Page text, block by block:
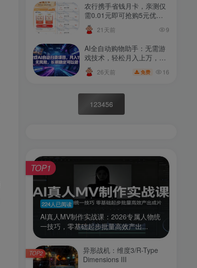
农行携手省钱月卡，亲测仅
需0.01元即可抢购5元优惠
月卡！
21天前 9
AI全自动购物助手：无需游
戏技术，轻松月入上万，低
投入扫货捡漏，赚钱无压
力！26天前 免费 16
123456
224人已阅读
AI真人MV制作实战课：2026专属人物统
一技巧，零基础起步批量高效产出...
TOP1
异形战机：维度3/R-Type
Dimensions III
TOP2